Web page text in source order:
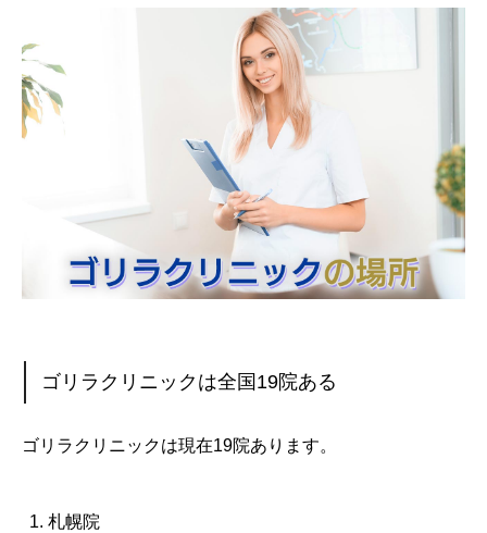
ゴリラクリニックは全国19院ある
ゴリラクリニックは現在19院あります。
札幌院